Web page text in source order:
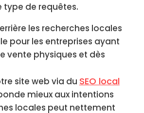
type de requêtes.
les recherches locales
pour les entreprises ayant
vente physiques et dès
site web via du SEO local
mieux aux intentions
locales peut nettement